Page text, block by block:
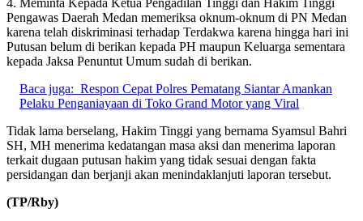
Pengawas Daerah Medan memeriksa oknum-oknum di PN Medan
karena telah diskriminasi terhadap Terdakwa karena hingga hari ini
Putusan belum di berikan kepada PH maupun Keluarga sementara
kepada Jaksa Penuntut Umum sudah di berikan.
Baca juga: Respon Cepat Polres Pematang Siantar Amankan
Pelaku Penganiayaan di Toko Grand Motor yang Viral
Tidak lama berselang, Hakim Tinggi yang bernama Syamsul Bahri
SH, MH menerima kedatangan masa aksi dan menerima laporan
terkait dugaan putusan hakim yang tidak sesuai dengan fakta
persidangan dan berjanji akan menindaklanjuti laporan tersebut.
(TP/Rby)